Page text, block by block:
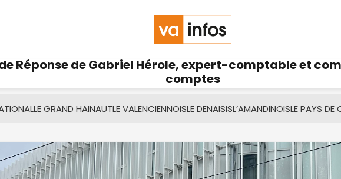
Réponse de Gabriel Hérole, expert-comptable et
comptes
LE GRAND HAINAUTLE VALENCIENNOISLE DENAISISL’AMANDINOISLE PAYS DE